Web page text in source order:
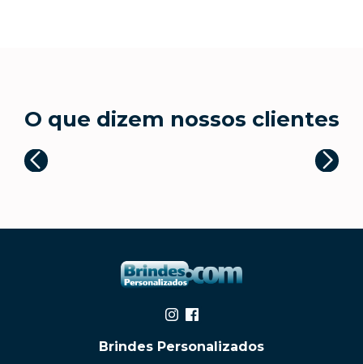
O que dizem nossos clientes
Brindes Personalizados